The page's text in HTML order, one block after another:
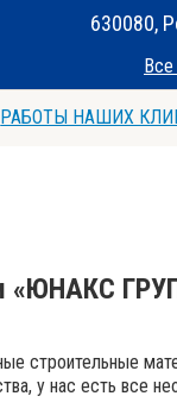
630080,
Все
РАБОТЫ НАШИХ
«ЮНАКС
строительные
у нас есть все